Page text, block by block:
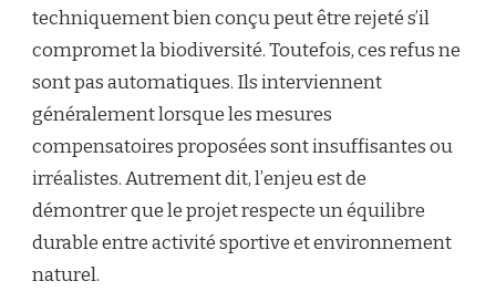
techniquement bien conçu peut être rejeté s’il
compromet la biodiversité. Toutefois, ces refus ne
sont pas automatiques. Ils interviennent
généralement lorsque les mesures
compensatoires proposées sont insuffisantes ou
irréalistes. Autrement dit, l’enjeu est de
démontrer que le projet respecte un équilibre
durable entre activité sportive et environnement
naturel.